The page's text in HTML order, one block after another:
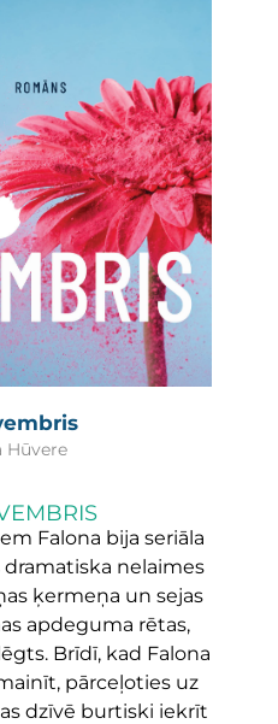
Hūvere
Falona bija seriāla
nelaimes
ķermeņa un sejas
apdeguma rētas,
Brīdī, kad Falona
pārceļoties uz
dzīvē burtiski iekrīt